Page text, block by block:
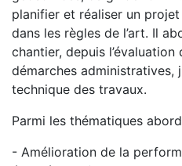
planifier et réaliser un
dans les règles de l’art. Il
chantier, depuis
démarches administratives,
technique des travaux.
Parmi les thématiques
- Amélioration de la